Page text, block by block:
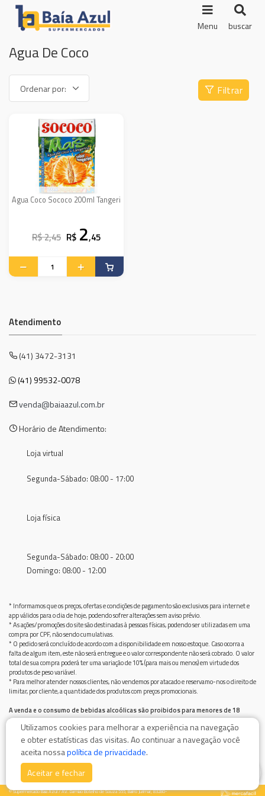
Menu buscar
Agua De Coco
Filtrar
Agua Coco Sococo 200ml Tangeri
R$ 2,45 R$ 2,45
Atendimento
(41) 3472-3131
(41) 99532-0078
venda@baiaazul.com.br
Horário de Atendimento:
Loja virtual
Segunda-Sábado: 08:00 - 17:00
Loja física
Segunda-Sábado: 08:00 - 20:00
Domingo: 08:00 - 12:00
* Informamos que os preços, ofertas e condições de pagamento são exclusivos para internet e
app válidos para o dia de hoje, podendo sofrer alterações sem aviso prévio.
* As ações/promoções do site são destinadas à pessoas físicas, podendo ser utilizadas em uma
compra por CPF, não sendo cumulativas.
* O pedido será concluído de acordo com a disponibilidade em nosso estoque. Caso ocorra a
falta de algum item, este não será entregue e o valor correspondente não será cobrado. O valor
total de sua compra poderá ter uma variação de 10% (para mais ou menos) em virtude dos
produtos de peso variável.
* Para melhor atender nossos clientes, não vendemos por atacado e reservamo-nos o direito de
limitar, por cliente, a quantidade dos produtos com preços promocionais.
A venda e o consumo de bebidas alcoólicas são proibidos para menores de 18
anos.
Bebida alcoólica pode causar dependência química e, em excesso, provoca graves males à saúde.
Beba com moderação
© Supermercado Baía Azul / AV. Damiao Botelho de Souza 555, Bairro Jurimar, 83280-
Utilizamos cookies para melhorar a experiência na navegação
e obter estatísticas das visitas. Ao continuar a navegação você
aceita nossapolítica de privacidade.
Aceitar e fechar